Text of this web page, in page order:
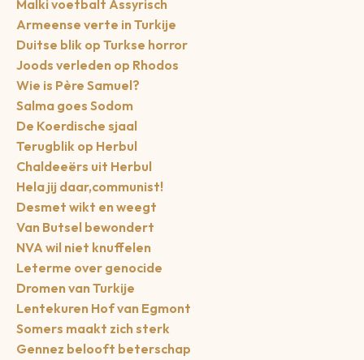
Malki voetbalt Assyrisch
Armeense verte in Turkije
Duitse blik op Turkse horror
Joods verleden op Rhodos
Wie is Père Samuel?
Salma goes Sodom
De Koerdische sjaal
Terugblik op Herbul
Chaldeeërs uit Herbul
Hela jij daar,communist!
Desmet wikt en weegt
Van Butsel bewondert
NVA wil niet knuffelen
Leterme over genocide
Dromen van Turkije
Lentekuren Hof van Egmont
Somers maakt zich sterk
Gennez belooft beterschap